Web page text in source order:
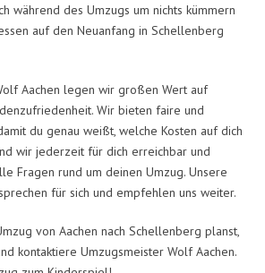
während des Umzugs um nichts kümmern
auf den Neuanfang in Schellenberg
Aachen legen wir großen Wert auf
Wir bieten faire und
du genau weißt, welche Kosten auf dich
wir jederzeit für dich erreichbar und
Fragen rund um deinen Umzug. Unsere
für sich und empfehlen uns weiter.
von Aachen nach Schellenberg planst,
kontaktiere Umzugsmeister Wolf Aachen.